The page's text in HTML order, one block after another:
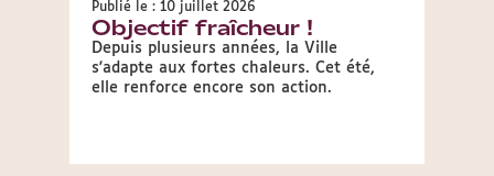
Publié le : 10 juillet 2026
Objectif fraîcheur !
Depuis plusieurs années, la Ville
s'adapte aux fortes chaleurs. Cet été,
elle renforce encore son action.